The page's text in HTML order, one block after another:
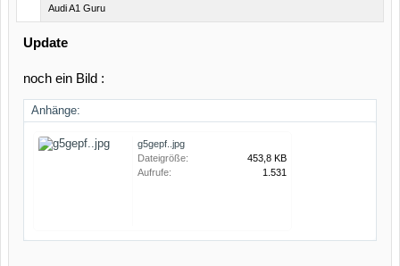
Audi A1 Guru
Update
noch ein Bild :
Anhänge:
g5gepf..jpg
Dateigröße:
453,8 KB
Aufrufe:
1.531